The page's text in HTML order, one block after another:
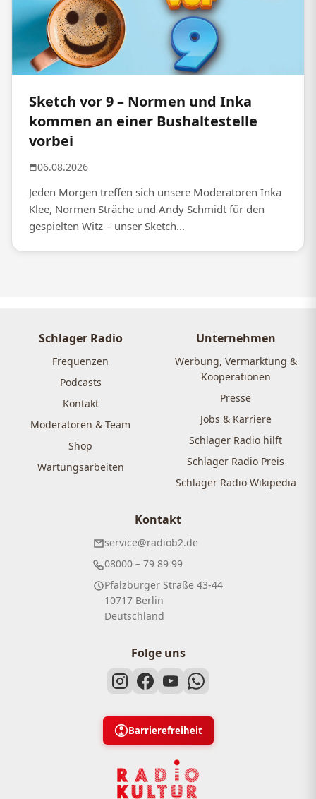
Sketch vor 9 – Normen und Inka
kommen an einer Bushaltestelle
vorbei
06.08.2026
Jeden Morgen treffen sich unsere Moderatoren Inka
Klee, Normen Sträche und Andy Schmidt für den
gespielten Witz – unser Sketch...
Schlager Radio
Frequenzen
Podcasts
Kontakt
Moderatoren & Team
Shop
Wartungsarbeiten
Unternehmen
Werbung, Vermarktung &
Kooperationen
Presse
Jobs & Karriere
Schlager Radio hilft
Schlager Radio Preis
Schlager Radio Wikipedia
Kontakt
service@radiob2.de
08000 – 79 89 99
Pfalzburger Straße 43-44
10717 Berlin
Deutschland
Folge uns
Barrierefreiheit